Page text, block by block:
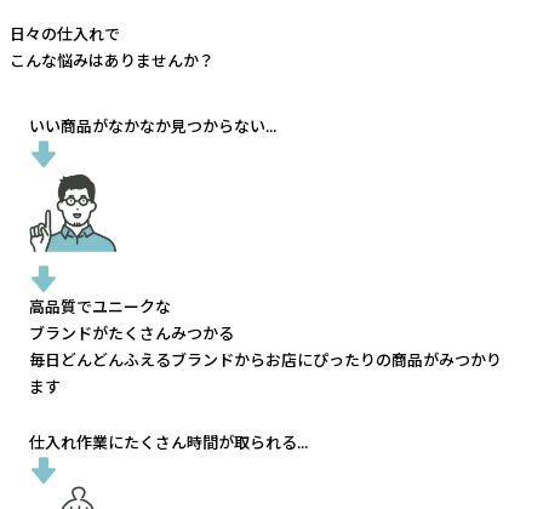
日々の仕入れで
こんな悩みはありませんか？
いい商品がなかなか見つからない...
高品質でユニークな
ブランドがたくさんみつかる
毎日どんどんふえるブランドからお店にぴったりの商品がみつかり
ます
仕入れ作業にたくさん時間が取られる...